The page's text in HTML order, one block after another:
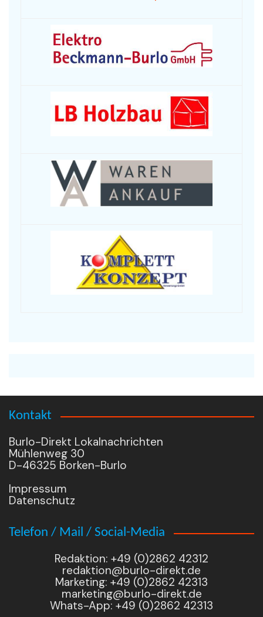
Kontakt
Burlo-Direkt Lokalnachrichten
Mühlenweg 30
D-46325 Borken-Burlo
Impressum
Datenschutz
Telefon / Mail / Social-Media
Redaktion: +49 (0)2862 42312
redaktion@burlo-direkt.de
Marketing: +49 (0)2862 42313
marketing@burlo-direkt.de
Whats-App: +49 (0)2862 42313